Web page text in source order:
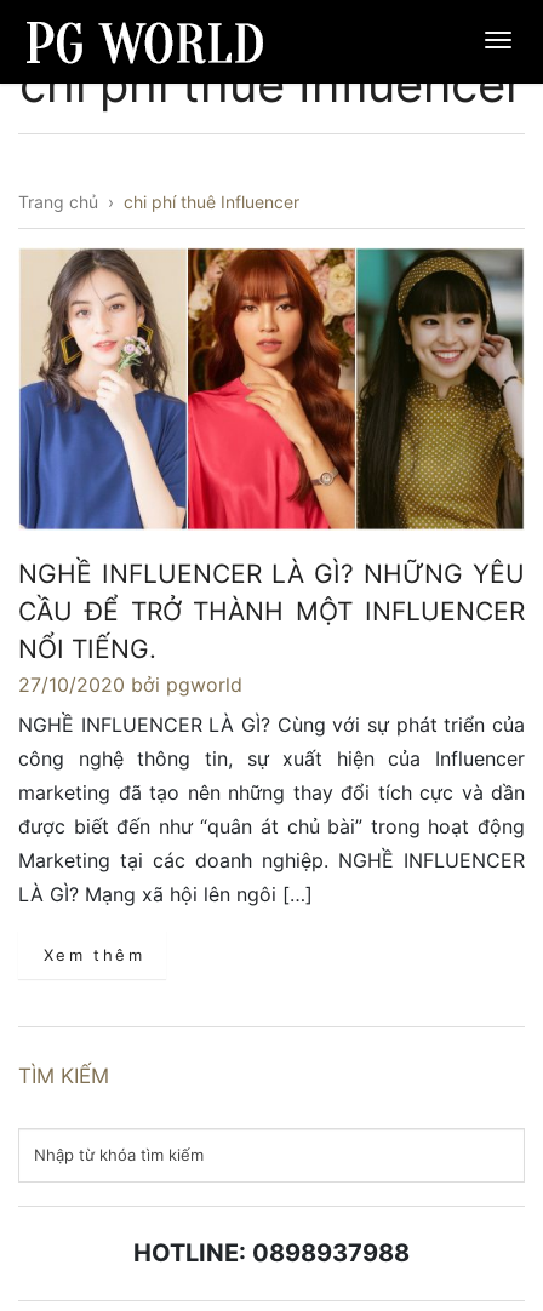
chi phí thuê Influencer
Trang chủ › chi phí thuê Influencer
NGHỀ INFLUENCER LÀ GÌ? NHỮNG YÊU
CẦU ĐỂ TRỞ THÀNH MỘT INFLUENCER
NỔI TIẾNG.
27/10/2020 bởi pgworld
NGHỀ INFLUENCER LÀ GÌ? Cùng với sự phát triển của
công nghệ thông tin, sự xuất hiện của Influencer
marketing đã tạo nên những thay đổi tích cực và dần
được biết đến như “quân át chủ bài” trong hoạt động
Marketing tại các doanh nghiệp. NGHỀ INFLUENCER
LÀ GÌ? Mạng xã hội lên ngôi […]
Xem thêm
TÌM KIẾM
HOTLINE: 0898937988